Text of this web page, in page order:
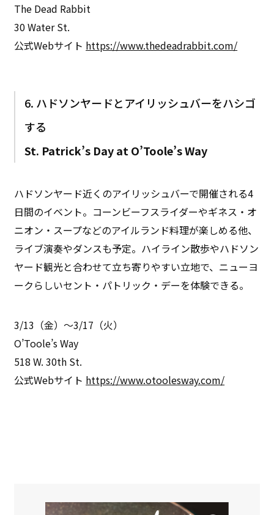
The Dead Rabbit
30 Water St.
公式Webサイト https://www.thedeadrabbit.com/
6. ハドソンヤードとアイリッシュバーをハシゴ
する
St. Patrick’s Day at O’Toole’s Way
ハドソンヤード近くのアイリッシュバーで開催される4
日間のイベント。コーンビーフスライダーやギネス・オ
ニオン・スープなどのアイルランド料理が楽しめる他、
ライブ演奏やダンスも予定。ハイライン散歩やハドソン
ヤード観光と合わせて立ち寄りやすい立地で、ニューヨ
ークらしいセント・パトリック・デーを体験できる。
3/13（金）〜3/17（火）
O’Toole’s Way
518 W. 30th St.
公式Webサイト https://www.otoolesway.com/